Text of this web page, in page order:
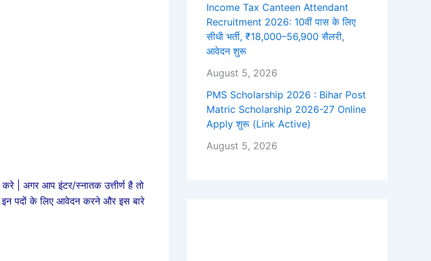
| अगर आप इंटर/स्नातक उत्तीर्ण है तो
पदों के लिए आवेदन करने और इस बारे
Income Tax Canteen Attendant
Recruitment 2026: 10वीं पास के लिए
सीधी भर्ती, ₹18,000–56,900 सैलरी,
आवेदन शुरू
August 5, 2026
PMS Scholarship 2026 : Bihar Post
Matric Scholarship 2026-27 Online
Apply शुरू (Link Active)
August 5, 2026